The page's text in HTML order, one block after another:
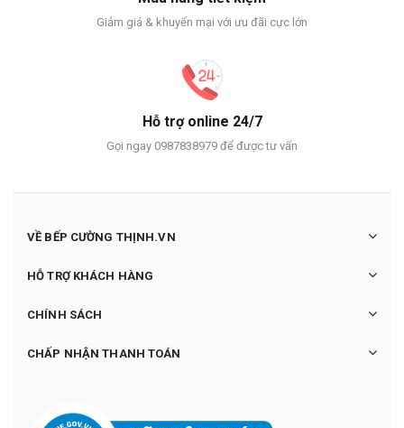
Giảm giá & khuyến mại với ưu đãi cực lớn
Hỗ trợ online 24/7
Gọi ngay 0987838979 để được tư vấn
VỀ BẾP CƯỜNG THỊNH.VN
HỖ TRỢ KHÁCH HÀNG
CHÍNH SÁCH
CHẤP NHẬN THANH TOÁN